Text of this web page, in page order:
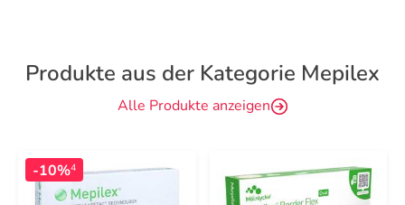
Produkte aus der Kategorie Mepilex
Alle Produkte anzeigen
-10%4